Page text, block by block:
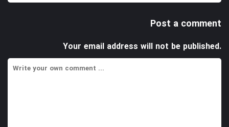
Post a comment
Your email address will not be published.